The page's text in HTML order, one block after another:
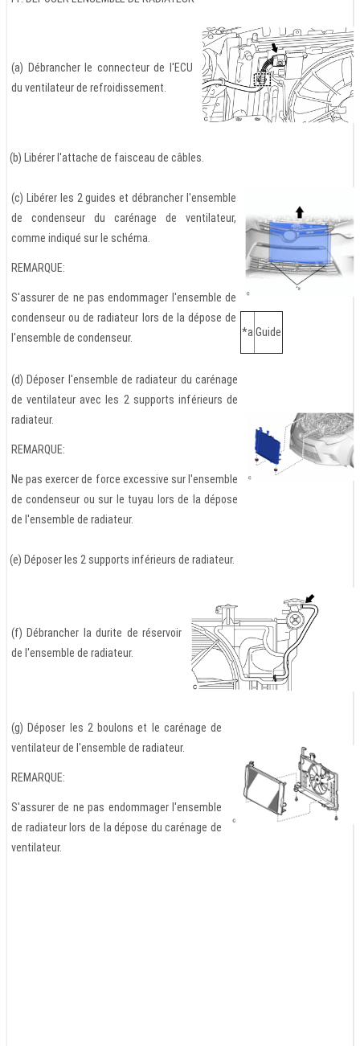
(a) Débrancher le connecteur de l'ECU
du ventilateur de refroidissement.
(b) Libérer l'attache de faisceau de câbles.
(c) Libérer les 2 guides et débrancher l'ensemble
de condenseur du carénage de ventilateur,
comme indiqué sur le schéma.
REMARQUE:
S'assurer de ne pas endommager l'ensemble de
condenseur ou de radiateur lors de la dépose de
l'ensemble de condenseur.
*a Guide
(d) Déposer l'ensemble de radiateur du carénage
de ventilateur avec les 2 supports inférieurs de
radiateur.
REMARQUE:
Ne pas exercer de force excessive sur l'ensemble
de condenseur ou sur le tuyau lors de la dépose
de l'ensemble de radiateur.
(e) Déposer les 2 supports inférieurs de radiateur.
(f) Débrancher la durite de réservoir
de l'ensemble de radiateur.
(g) Déposer les 2 boulons et le carénage de
ventilateur de l'ensemble de radiateur.
REMARQUE:
S'assurer de ne pas endommager l'ensemble
de radiateur lors de la dépose du carénage de
ventilateur.